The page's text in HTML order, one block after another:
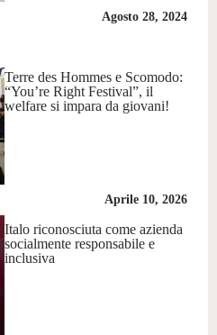
Agosto 28, 2024
Terre des Hommes e Scomodo:
“You’re Right Festival”, il
welfare si impara da giovani!
Aprile 10, 2026
Italo riconosciuta come azienda
socialmente responsabile e
inclusiva